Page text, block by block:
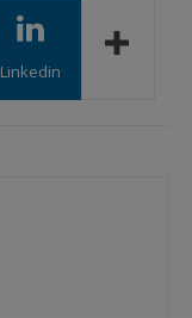
Linkedin